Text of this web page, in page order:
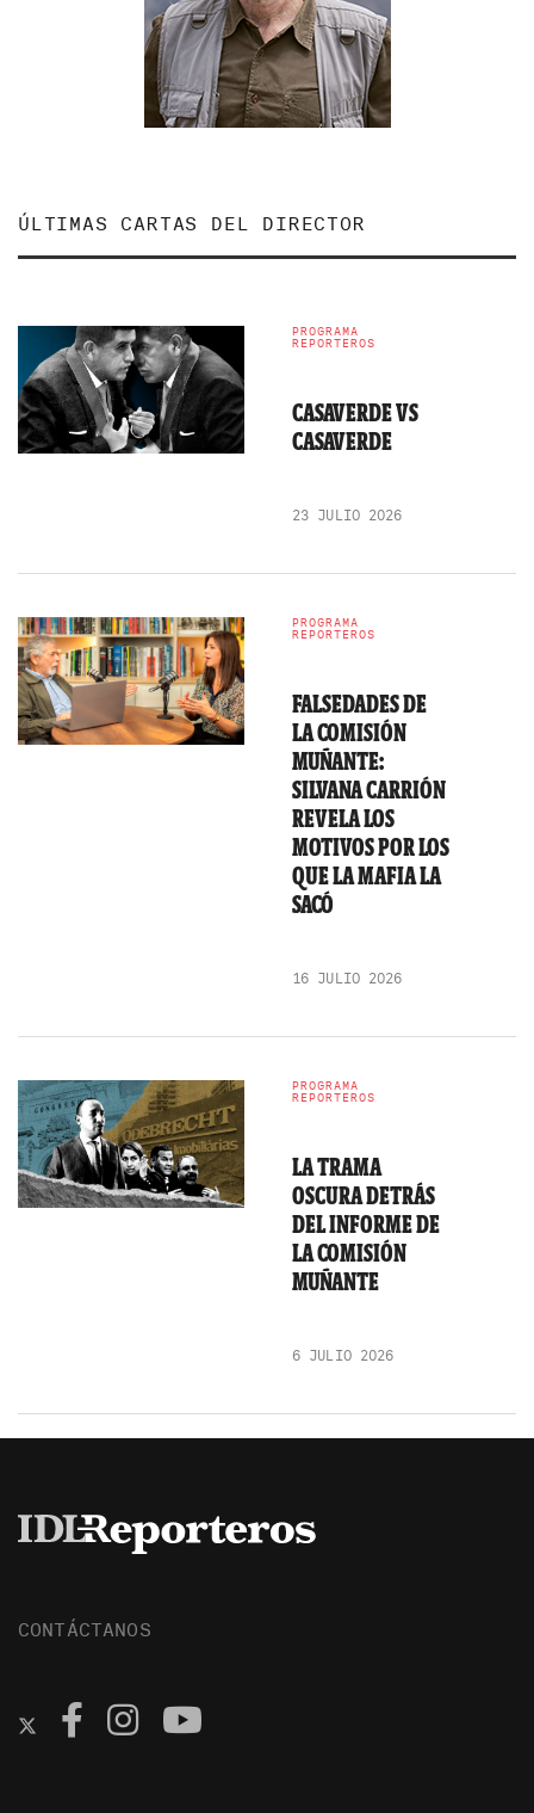
ÚLTIMAS CARTAS DEL DIRECTOR
PROGRAMA
REPORTEROS
CASAVERDE VS
CASAVERDE
23 JULIO 2026
PROGRAMA
REPORTEROS
FALSEDADES DE
LA COMISIÓN
MUÑANTE:
SILVANA CARRIÓN
REVELA LOS
MOTIVOS POR LOS
QUE LA MAFIA LA
SACÓ
16 JULIO 2026
PROGRAMA
REPORTEROS
LA TRAMA
OSCURA DETRÁS
DEL INFORME DE
LA COMISIÓN
MUÑANTE
6 JULIO 2026
CONTÁCTANOS